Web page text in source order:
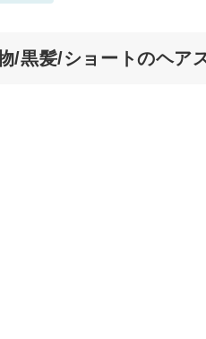
/黒髪/ショートのヘア